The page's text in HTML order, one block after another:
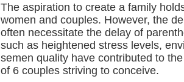
The aspiration to create a family
women and couples. However, the
often necessitate the delay of
such as heightened stress levels,
semen quality have contributed to
of 6 couples striving to conceive.